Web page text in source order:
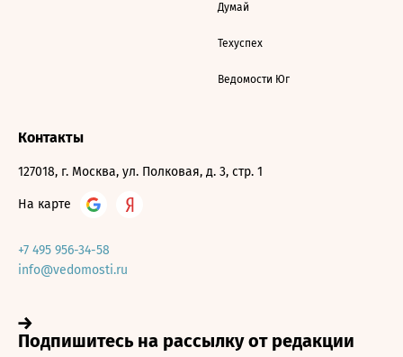
Думай
Техуспех
Ведомости Юг
Контакты
127018, г. Москва, ул. Полковая, д. 3, стр. 1
На карте
+7 495 956-34-58
info@vedomosti.ru